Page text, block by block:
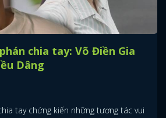
chia tay: Võ Điền Gia
Dâng
tay chứng kiến những tương tác vui